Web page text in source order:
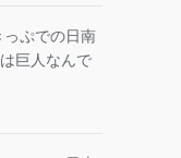
ぷでの日南
巨人なんで